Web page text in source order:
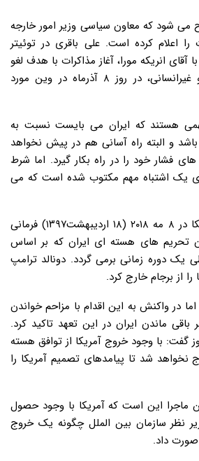
شود که معاون سیاسی وزیر امور خارجه
را اعلام کرده است. علی باقری در توئیتر
انریکه مورا، آغاز مذاکرات با هدف لغو
تحریم های غیرقانونی و غیرانسانی، در روز ۸ آذرماه در وین مورد
هستند که ایران می بایست نسبت به
و البته راه آسانی هم در پیش نخواهد
فشار خود را در راه بکار گیرد. اما شرط
یک اشتباه مهم مکتوب شده است که می
رئیس جمهور سابق آمریکا در ۸ مه ۲۰۱۸ (۱۸ اردیبهشت۱۳۹۷) فرمانی
تحریم های هسته ای ایران که بر اساس
یک دوره زمانی برمی گردد. دونالد ترامپ
از برجام خارج کرد.
در واکنش به این اقدام با مزاحم خواندن
باقی ماندن ایران در این تعهد تاکید کرد.
گفت: با وجود خروج آمریکا از توافق هسته
نخواهد شد تا پیامدهای تصمیم آمریکا را
ماجرا این است که آمریکا با وجود حصول
نظر سازمان بین الملل چگونه یک خروج
داد.